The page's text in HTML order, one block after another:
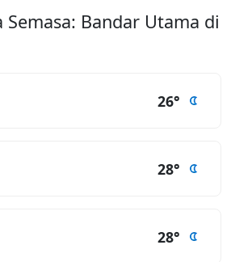
Semasa: Bandar Utama di
26°
28°
28°